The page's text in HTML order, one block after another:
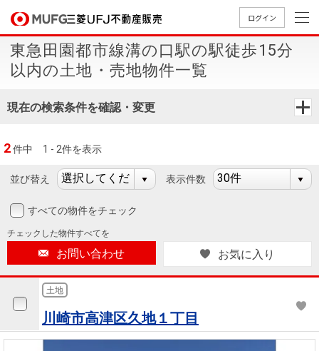
ログイン
買いたいTOP
中古
マン
ショ
探す
築・
中古
を探
売りたいTOP
無
料
査
却
相
店舗案内TOP
店舗のご
案内（首
都圏）
古屋）
案内（関
西）
会社情報TOP
ごあいさ
つ
Way
経営ビジ
ョン
沿革
本社地
ニュース
採用情報TOP
新卒採用
情報
買いたい
売りたい
店舗案内
会社情報
採用情報
法人のお客さま
提携企業にお勤めの方
東急田園都市線溝の口駅の駅徒歩15分
以内の土地・売地物件一覧
現在の検索条件を確認・変更
2件中 1 - 2件を表示
並び替え 表示件数
すべての物件をチェック
チェックした物件すべてを
お問い合わせ お気に入り
土地
川崎市高津区久地１丁目